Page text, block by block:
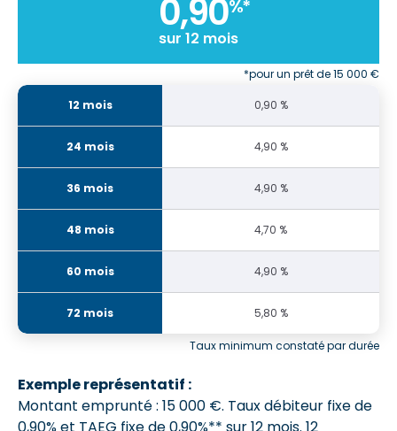
0,90%*
sur 12 mois
*pour un prêt de 15 000 €
0,90 %
4,90 %
4,90 %
4,70 %
4,90 %
5,80 %
Taux minimum constaté par durée
Exemple représentatif :
Montant emprunté : 15 000 €. Taux débiteur fixe de